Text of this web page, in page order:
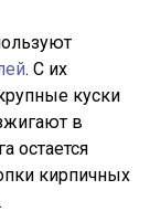
. С их
куски
в
остается
кирпичных